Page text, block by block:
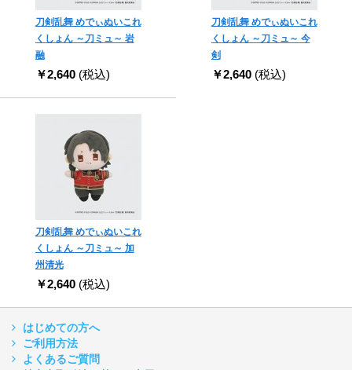
刀剣乱舞 めでぃぬいこれ
くしょん ～刀ミュ～ 岩
融
￥2,640 (税込)
刀剣乱舞 めでぃぬいこれ
くしょん ～刀ミュ～ 今
剣
￥2,640 (税込)
刀剣乱舞 めでぃぬいこれ
くしょん ～刀ミュ～ 加
州清光
￥2,640 (税込)
はじめての方へ
ご利用方法
よくあるご質問